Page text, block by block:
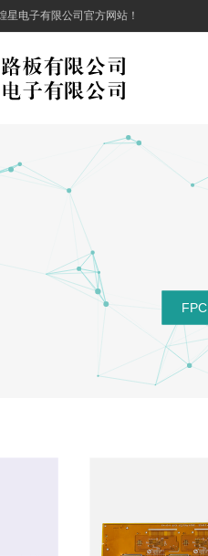
电子有限公司官方网站！
FPC